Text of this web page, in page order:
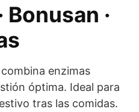
·
combina enzimas
óptima. Ideal para
tras las comidas.